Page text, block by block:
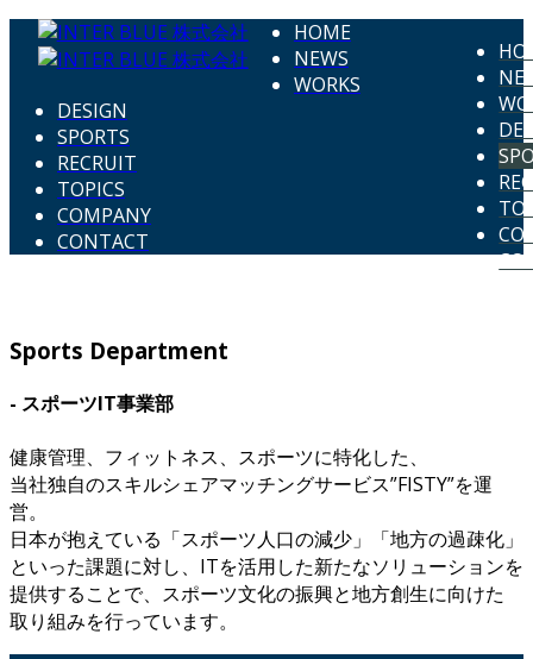
HOME
NEWS
WORKS
DESIGN
SPORTS
RECRUIT
TOPICS
COMPANY
CONTACT
Sports Department
- スポーツIT事業部
健康管理、フィットネス、スポーツに特化した、
当社独自のスキルシェアマッチングサービス”FISTY”を運
営。
日本が抱えている「スポーツ人口の減少」「地方の過疎化」
といった課題に対し、ITを活用した新たなソリューションを
提供することで、スポーツ文化の振興と地方創生に向けた
取り組みを行っています。